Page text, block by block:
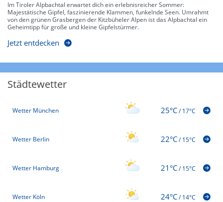
Im Tiroler Alpbachtal erwartet dich ein erlebnisreicher Sommer:
Majestätische Gipfel, faszinierende Klammen, funkelnde Seen. Umrahmt
von den grünen Grasbergen der Kitzbüheler Alpen ist das Alpbachtal ein
Geheimtipp für große und kleine Gipfelstürmer.
Jetzt entdecken
Städtewetter
Wetter München 25°C/17°C
Wetter Berlin 22°C/15°C
Wetter Hamburg 21°C/15°C
Wetter Köln 24°C/14°C